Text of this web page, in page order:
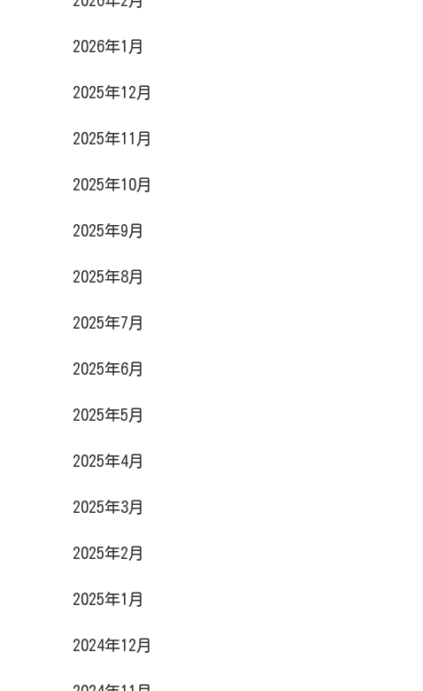
2026年1月
2025年12月
2025年11月
2025年10月
2025年9月
2025年8月
2025年7月
2025年6月
2025年5月
2025年4月
2025年3月
2025年2月
2025年1月
2024年12月